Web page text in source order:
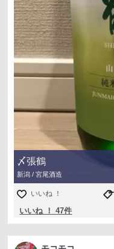
〆張鶴
新潟 / 宮尾酒造
いいね ！
いいね ！ 47件